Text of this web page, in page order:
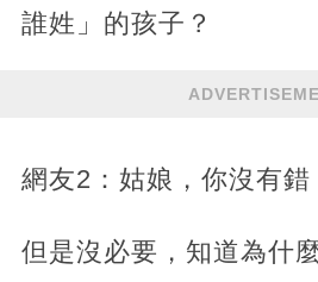
誰姓」的孩子？
網友2：姑娘，你沒有錯
但是沒必要，知道為什